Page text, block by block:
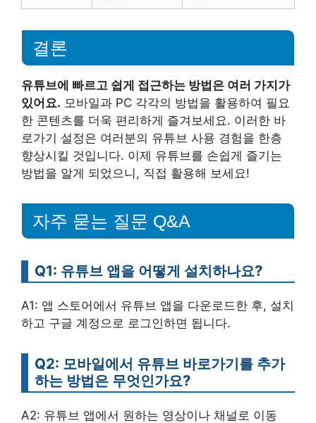
결론
유튜브에 빠르고 쉽게 접근하는 방법은 여러 가지가
있어요. 모바일과 PC 각각의 방법을 활용하여 필요
한 콘텐츠를 더욱 편리하게 즐겨보세요. 이러한 바
로가기 설정은 여러분의 유튜브 사용 경험을 한층
향상시킬 것입니다. 이제 유튜브를 손쉽게 즐기는
방법을 알게 되었으니, 직접 활용해 보세요!
자주 묻는 질문 Q&A
Q1: 유튜브 앱을 어떻게 설치하나요?
A1: 앱 스토어에서 유튜브 앱을 다운로드한 후, 설치
하고 구글 계정으로 로그인하면 됩니다.
Q2: 모바일에서 유튜브 바로가기를 추가
하는 방법은 무엇인가요?
A2: 유튜브 앱에서 원하는 영상이나 채널로 이동